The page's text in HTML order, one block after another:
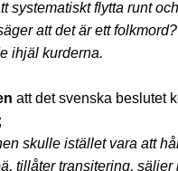
systematiskt flytta runt
att det är ett
ihjäl kurderna.
att det svenska beslutet
skulle istället vara att
tillåter transitering,